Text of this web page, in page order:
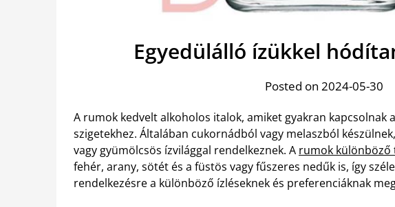
Egyedülálló ízükkel
Posted on 2024-05-30
A rumok kedvelt alkoholos italok, amiket gyakran kapcsolnak
szigetekhez. Általában cukornádból vagy melaszból
vagy gyümölcsös ízvilággal rendelkeznek. A rumok különböző
fehér, arany, sötét és a füstös vagy fűszeres nedűk is, így
rendelkezésre a különböző ízléseknek és preferenciáknak